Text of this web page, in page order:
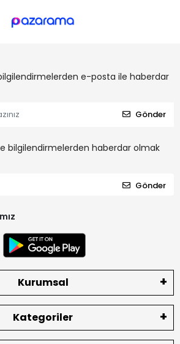
e-posta ile haberdar
Gönder
bilgilendirmelerden haberdar olmak
Gönder
Kurumsal
Kategoriler